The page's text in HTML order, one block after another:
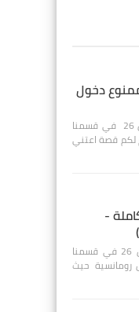
دخول
مرحباً بكم أصدقائي وأحبابي في موقعنا قصص 26 في قسمنا
لكم قصة اعتني
-
مرحباً بكم أصدقائي وأحبابي في موقعنا قصص 26 في قسمنا
رومانسية حيث